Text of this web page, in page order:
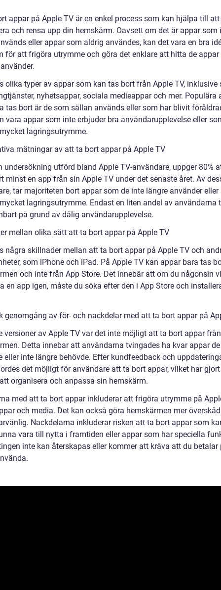
appar på Apple TV är en enkel process som kan hjälpa till att
och rensa upp din hemskärm. Oavsett om det är appar som
eller appar som aldrig användes, kan det vara en bra
för att frigöra utrymme och göra det enklare att hitta de appar
olika typer av appar som kan tas bort från Apple TV, inklusive
nyhetsappar, sociala medieappar och mer. Populära
tas bort är de som sällan används eller som har blivit
vara appar som inte erbjuder bra användarupplevelse eller
lagringsutrymme.
mätningar av att ta bort appar på Apple TV
undersökning utförd bland Apple TV-användare, uppger 80%
minst en app från sin Apple TV under det senaste året. Av
tar majoriteten bort appar som de inte längre använder
lagringsutrymme. Endast en liten andel av användarna
på grund av dålig användarupplevelse.
mellan olika sätt att ta bort appar på Apple TV
några skillnader mellan att ta bort appar på Apple TV och
som iPhone och iPad. På Apple TV kan appar bara tas
och inte från App Store. Det innebär att om du någonsin
en app igen, måste du söka efter den i App Store och
genomgång av för- och nackdelar med att ta bort appar på
versioner av Apple TV var det inte möjligt att ta bort appar från
Detta innebar att användarna tvingades ha kvar appar
eller inte längre behövde. Efter kundfeedback och
det möjligt för användare att ta bort appar, vilket har
organisera och anpassa sin hemskärm.
med att ta bort appar inkluderar att frigöra utrymme på
och media. Det kan också göra hemskärmen mer
Nackdelarna inkluderar risken att ta bort appar som
vara till nytta i framtiden eller appar som har speciella
inte kan återskapas eller kommer att kräva att du betalar